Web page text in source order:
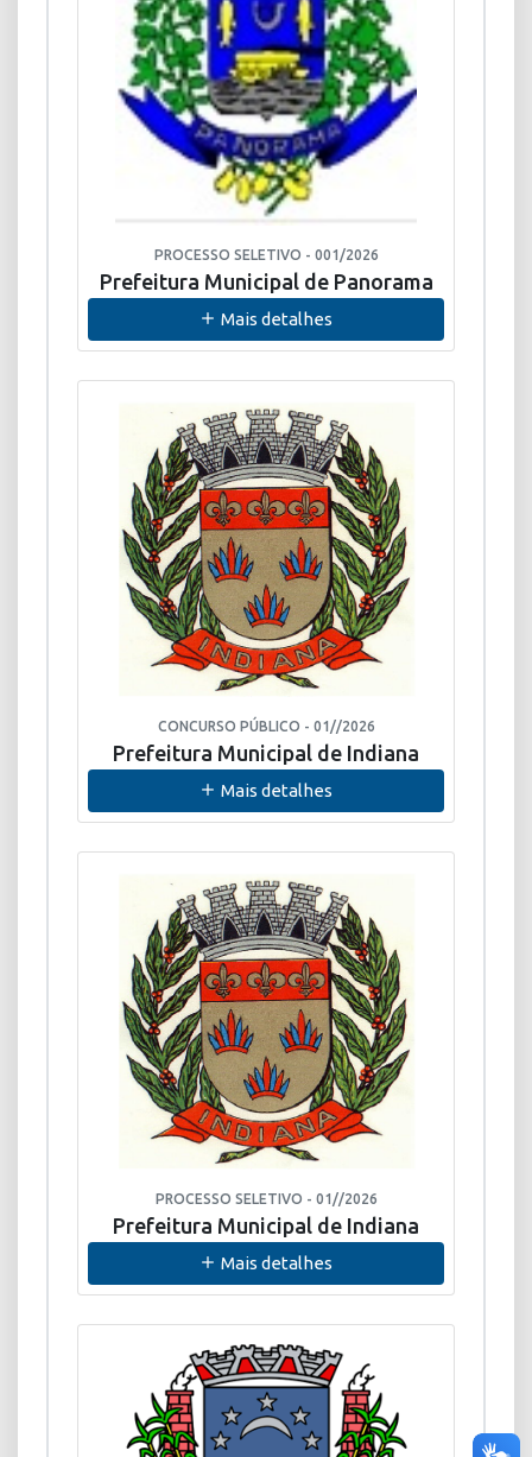
PROCESSO SELETIVO - 001/2026
Prefeitura Municipal de Panorama
Mais detalhes
CONCURSO PÚBLICO - 01//2026
Prefeitura Municipal de Indiana
Mais detalhes
PROCESSO SELETIVO - 01//2026
Prefeitura Municipal de Indiana
Mais detalhes